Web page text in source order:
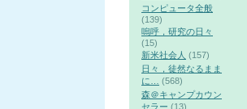
コンピュータ全般
(139)
嗚呼，研究の日々
(15)
新米社会人 (157)
日々，徒然なるまま
に…
(568)
森＠キャンプカウン
セラー (13)